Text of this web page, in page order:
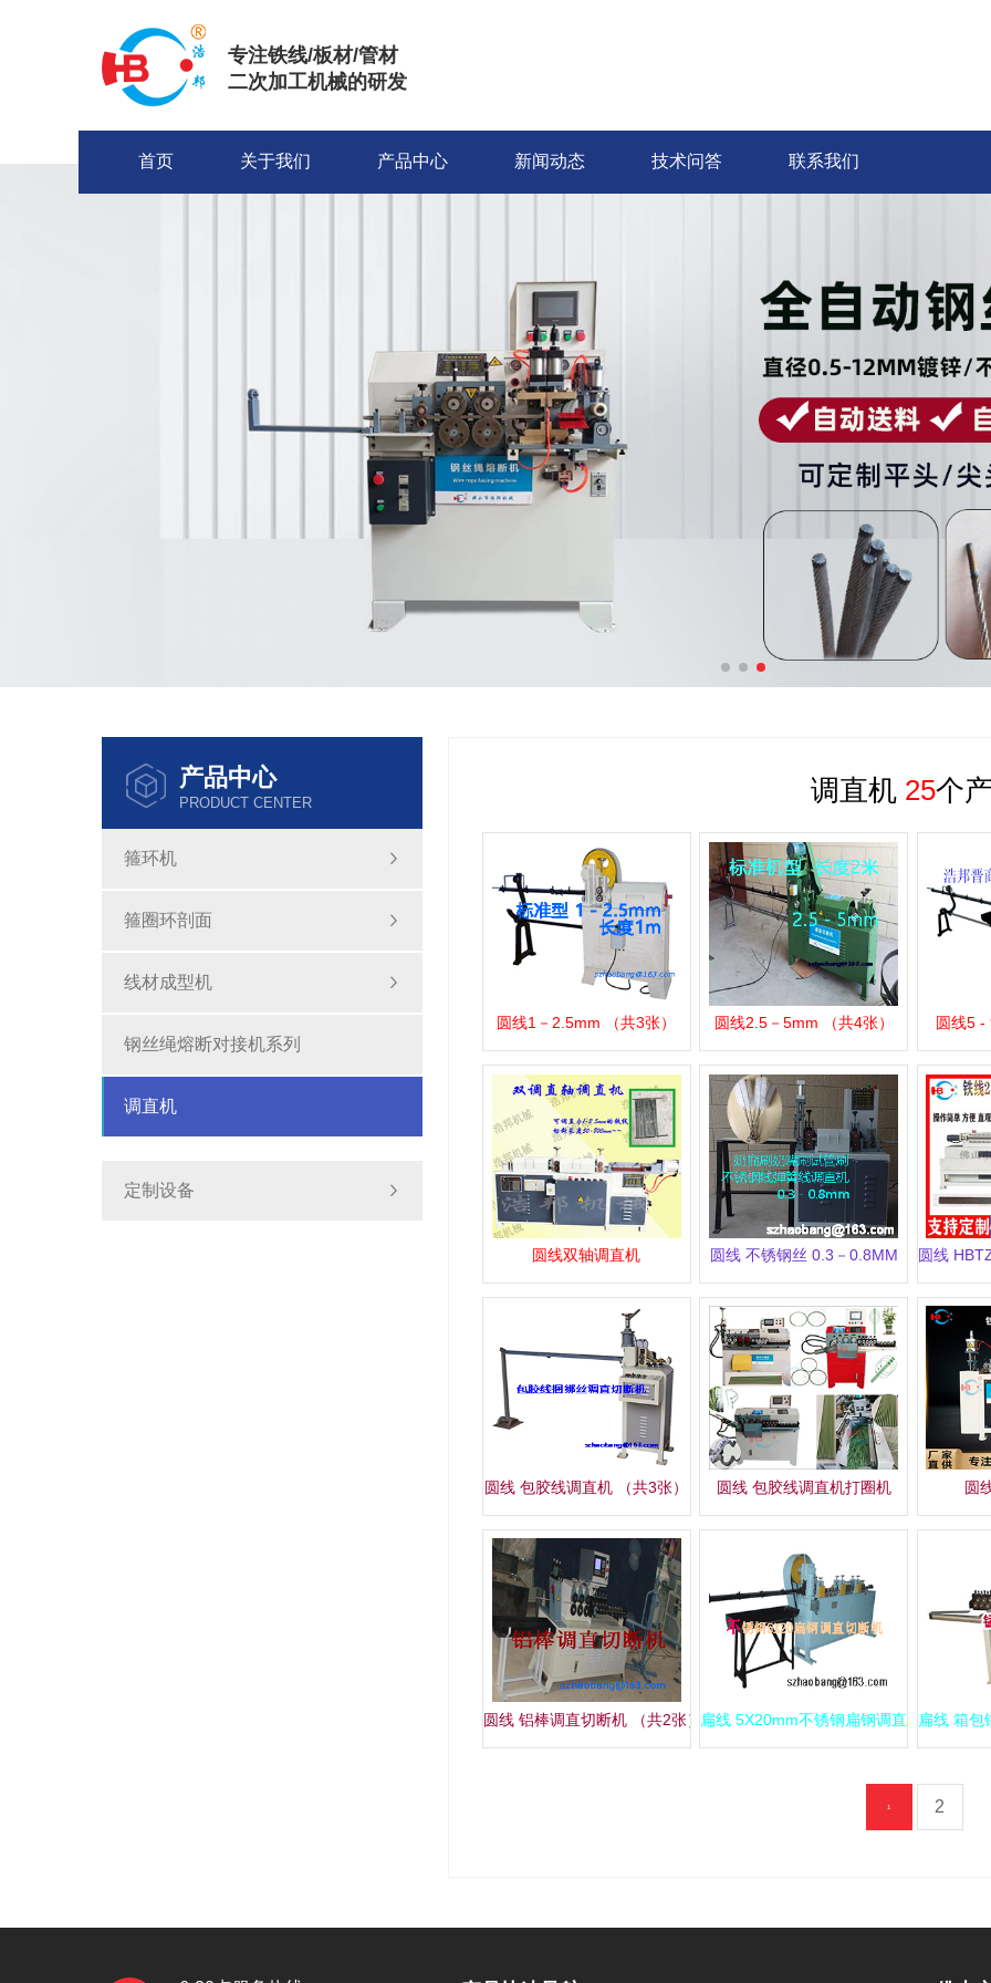
专注铁线/板材/管材
二次加工机械的研发
首页 关于我们 产品中心 新闻动态 技术问答 联系我们
产品中心
PRODUCT CENTER
箍环机
箍圈环剖面
线材成型机
钢丝绳熔断对接机系列
调直机
定制设备
调直机 25个
圆线1－2.5mm （共3张） 圆线2.5－5mm （共4张） 圆线5 -
圆线双轴调直机 圆线 不锈钢丝 0.3－0.8MM 圆线
圆线 包胶线调直机 （共3张） 圆线 包胶线调直机打圈机 圆
圆线 铝棒调直切断机 （共2张）扁线 5X20mm不锈钢扁钢调直切断机 （
扁线 箱包
1 2